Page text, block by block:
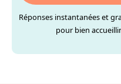
Réponses instantanées et
pour bien